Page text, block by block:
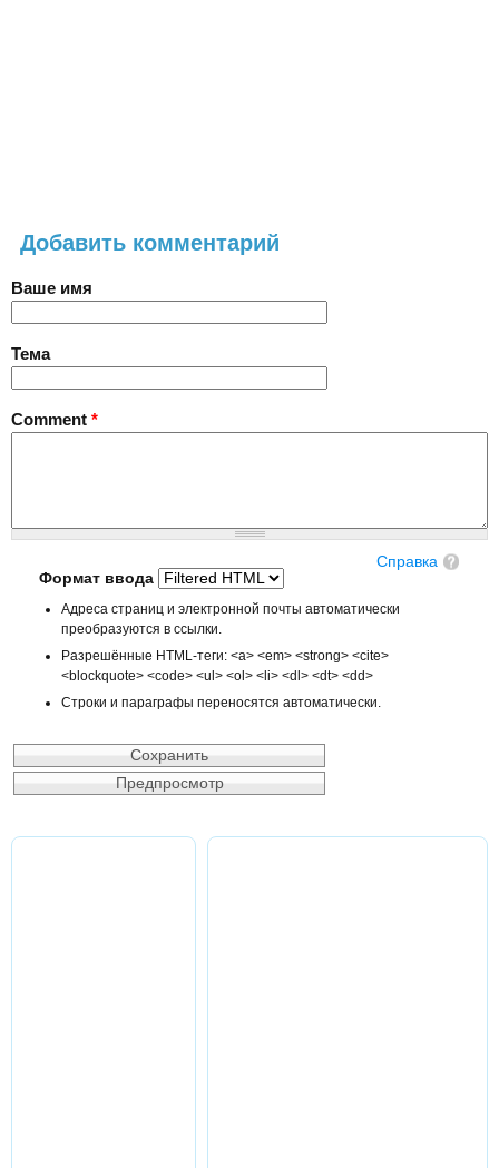
Добавить комментарий
Ваше имя
Тема
Comment *
Справка
Формат ввода
Адреса страниц и электронной почты автоматически
преобразуются в ссылки.
Разрешённые HTML-теги: <a> <em> <strong> <cite>
<blockquote> <code> <ul> <ol> <li> <dl> <dt> <dd>
Строки и параграфы переносятся автоматически.